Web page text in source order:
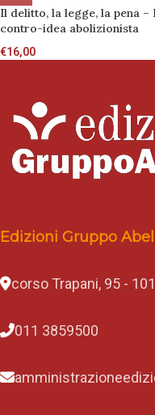
Il delitto, la legge, la pena –
contro-idea abolizionista
€16,00
Edizioni Gruppo
corso Trapani, 95 -
011 3859500